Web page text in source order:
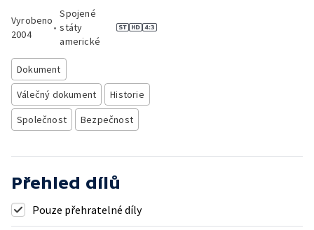
Vyrobeno
2004
•
Spojené
státy
americké
Dokument
Válečný dokument
Historie
Společnost
Bezpečnost
Přehled dílů
Pouze přehratelné díly